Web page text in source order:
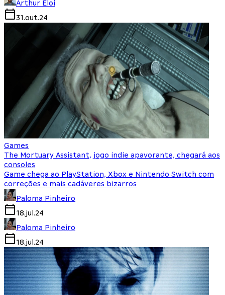
Arthur Eloi
31.out.24
Games
The Mortuary Assistant, jogo indie apavorante, chegará aos
consoles
Game chega ao PlayStation, Xbox e Nintendo Switch com
correções e mais cadáveres bizarros
Paloma Pinheiro
18.jul.24
Paloma Pinheiro
18.jul.24